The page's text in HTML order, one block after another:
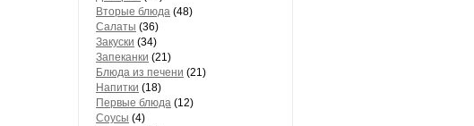
Вторые блюда (48)
Салаты (36)
Закуски (34)
Запеканки (21)
Блюда из печени (21)
Напитки (18)
Первые блюда (12)
Соусы (4)